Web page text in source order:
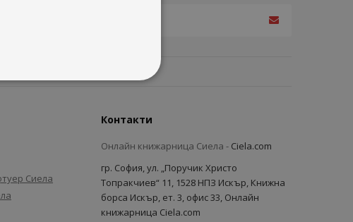
Сиела
Контакти
Онлайн книжарница Сиела - Ciela.com
гр. София, ул. „Поручик Христо
Топракчиев“ 11, 1528 НПЗ Искър, Книжна
борса Искър, ет. 3, офис 33, Онлайн
книжарница Ciela.com